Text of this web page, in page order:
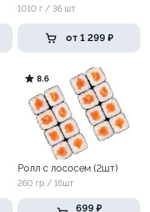
1010 г / 36 шт
от 1 299 ₽
8.6
Ролл с лососем (2шт)
260 гр / 16шт
699 ₽